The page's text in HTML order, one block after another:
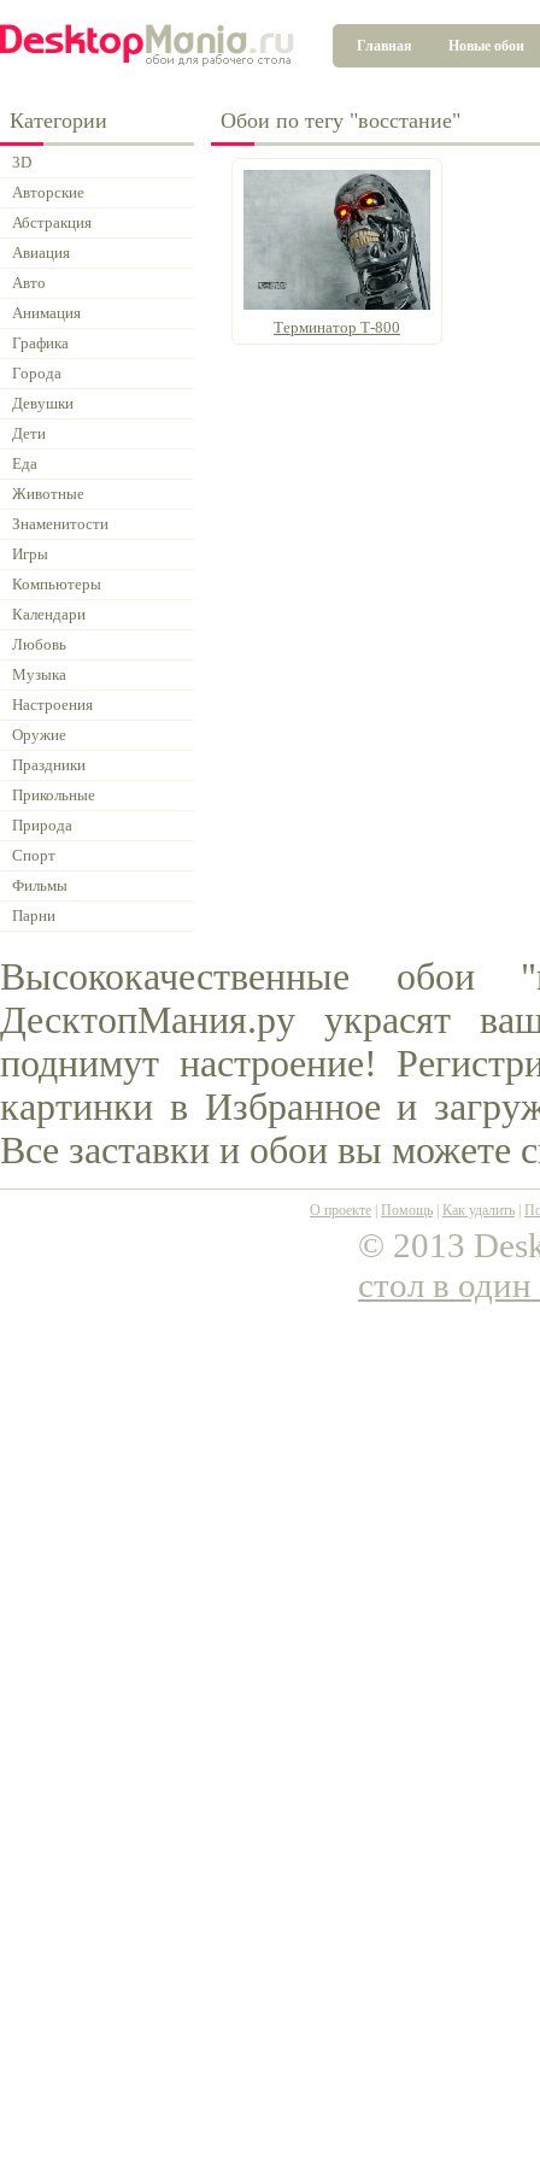
Главная Новые обои
Категории
3D
Авторские
Абстракция
Авиация
Авто
Анимация
Графика
Города
Девушки
Дети
Еда
Животные
Знаменитости
Игры
Компьютеры
Календари
Любовь
Музыка
Настроения
Оружие
Праздники
Прикольные
Природа
Спорт
Фильмы
Парни
Обои по тегу "восстание"
Терминатор Т-800
Высококачественные
ДесктопМания.ру украсят
поднимут настроение!
картинки в Избранное и
Все заставки и обои вы можете
О проекте Помощь Как удалить
© 2013
стол в